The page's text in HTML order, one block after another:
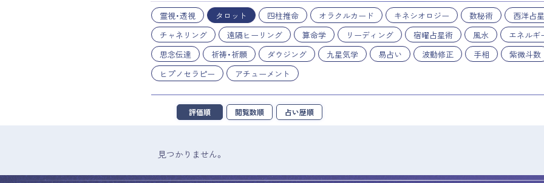
霊視・透視 タロット 四柱推命 オラクルカード キネシオロジー 数秘術
西洋占
チャネリング
遠隔ヒーリング 算命学 リーディング 宿曜占星術 風水
エネルギ
思念伝達
祈祷・祈願 ダウジング 九星気学 易占い 波動修正 手相
紫微斗数
ヒプノセラピー
アチューメント
評価順 閲覧数順 占い歴順
見つかりません。